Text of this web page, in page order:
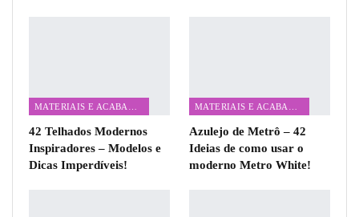
42 Telhados Modernos
Inspiradores – Modelos e
Dicas Imperdíveis!
Azulejo de Metrô – 42
Ideias de como usar o
moderno Metro White!